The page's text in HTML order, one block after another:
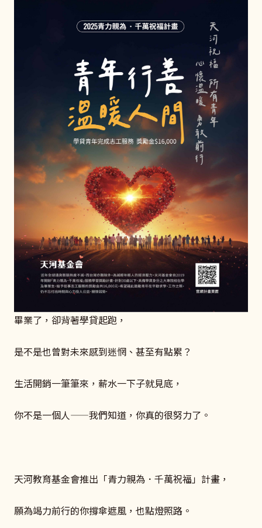
畢業了，卻背著學貸起跑，
是不是也曾對未來感到迷惘、甚至有點累？
生活開銷一筆筆來，薪水一下子就見底，
你不是一個人——我們知道，你真的很努力了。
天河教育基金會推出「青力親為．千萬祝福」計畫，
願為竭力前行的你撐傘遮風，也點燈照路。